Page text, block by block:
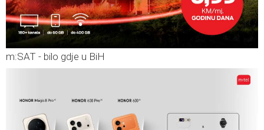
m:SAT - bilo gdje u BiH